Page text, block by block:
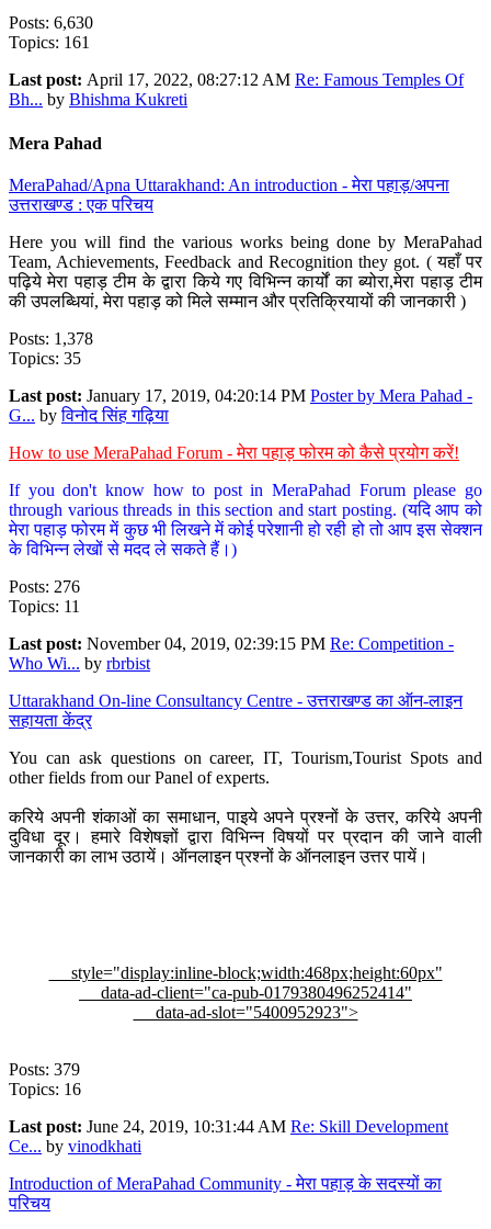
Posts: 6,630
Topics: 161
Last post: April 17, 2022, 08:27:12 AM Re: Famous Temples Of
Bh... by Bhishma Kukreti
Mera Pahad
MeraPahad/Apna Uttarakhand: An introduction - मेरा पहाड़/अपना
उत्तराखण्ड : एक परिचय
Here you will find the various works being done by MeraPahad
Team, Achievements, Feedback and Recognition they got. ( यहाँ पर
पढ़िये मेरा पहाड़ टीम के द्वारा किये गए विभिन्न कार्यों का ब्योरा,मेरा पहाड़ टीम
की उपलब्धियां, मेरा पहाड़ को मिले सम्मान और प्रतिक्रियायों की जानकारी )
Posts: 1,378
Topics: 35
Last post: January 17, 2019, 04:20:14 PM Poster by Mera Pahad -
G... byविनोद सिंह गढ़िया
How to use MeraPahad Forum - मेरा पहाड़ फोरम को कैसे प्रयोग करें!
If you don't know how to post in MeraPahad Forum please go
through various threads in this section and start posting. (यदि आप को
मेरा पहाड़ फोरम में कुछ भी लिखने में कोई परेशानी हो रही हो तो आप इस सेक्शन
के विभिन्न लेखों से मदद ले सकते हैं।)
Posts: 276
Topics: 11
Last post: November 04, 2019, 02:39:15 PM Re: Competition -
Who Wi... by rbrbist
Uttarakhand On-line Consultancy Centre - उत्तराखण्ड का ऑन-लाइन
सहायता केंद्र
You can ask questions on career, IT, Tourism,Tourist Spots and
other fields from our Panel of experts.
करिये अपनी शंकाओं का समाधान, पाइये अपने प्रश्नों के उत्तर, करिये अपनी
दुविधा दूर। हमारे विशेषज्ञों द्वारा विभिन्न विषयों पर प्रदान की जाने वाली
जानकारी का लाभ उठायें। ऑनलाइन प्रश्नों के ऑनलाइन उत्तर पायें।
style="display:inline-block;width:468px;height:60px"
data-ad-client="ca-pub-0179380496252414"
data-ad-slot="5400952923">
Posts: 379
Topics: 16
Last post: June 24, 2019, 10:31:44 AM Re: Skill Development
Ce... by vinodkhati
Introduction of MeraPahad Community - मेरा पहाड़ के सदस्यों का
परिचय